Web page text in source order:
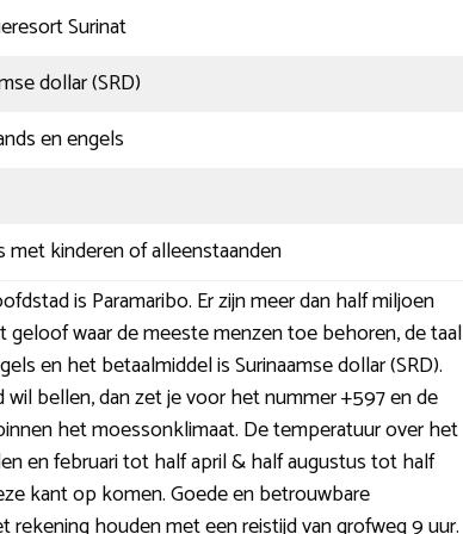
Surinat
dollar (SRD)
en engels
met kinderen of alleenstaanden
is Paramaribo. Er zijn meer dan half miljoen
waar de meeste menzen toe behoren, de taal
en het betaalmiddel is Surinaamse dollar (SRD).
bellen, dan zet je voor het nummer +597 en de
het moessonklimaat. De temperatuur over het
en februari tot half april & half augustus tot half
kant op komen. Goede en betrouwbare